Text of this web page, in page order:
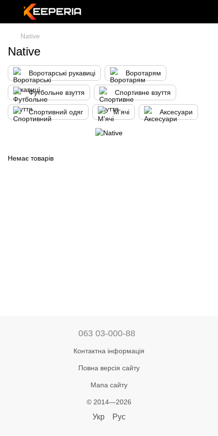
Native
Native
Воротарські рукавиці Воротарям
Футбольне взуття Спортивне взуття
Спортивний одяг М'ячі Аксесуари
Немає товарів
063 03-000-88
Контактна інформація
Повна версія сайту
Мапа сайту
© 2014—2026
Укр Рус